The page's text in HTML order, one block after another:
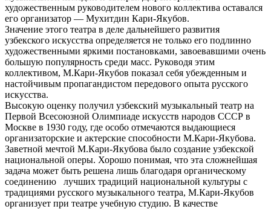
художественным руководителем нового коллектива оставался
его организатор — Мухитдин Кари-Якубов.
Значение этого театра в деле дальнейшего развития
узбекского искусства определяется не только его под­линно
художественными яркими постановками, завоевавшими очень
большую популярность среди масс. Ру­ководя этим
коллективом, М.Кари-Якубов показал себя убежденным и
настойчивым пропагандистом передового опыта русского
искусства.
Высокую оценку получил узбекский музыкальный театр на
Первой Всесоюзной Олимпиаде искусств наро­дов СССР в
Москве в 1930 году, где особо отмечаются выдающиеся
организаторские и актерские способности М.Кари-Якубова.
Заветной мечтой М.Кари-Якубова было создание узбекской
национальной оперы. Хорошо понимая, что эта сложнейшая
задача может быть решена лишь бла­годаря органическому
соединению лучших традиций национальной культуры с
традициями русского музыкального театра, М.Кари-Якубов
организует при театре учебную студию. В качестве